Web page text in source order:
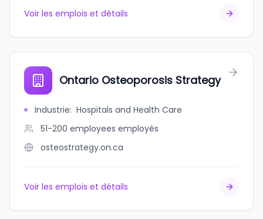
Voir les emplois et détails
Ontario Osteoporosis Strategy
Industrie: Hospitals and Health Care
51-200 employees employés
osteostrategy.on.ca
Voir les emplois et détails